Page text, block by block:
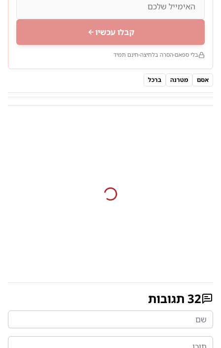
קבלו עכשיו
בלי ספאם הסרה בלחיצה חינם תמיד
אסם מטרנה ברכל
32 תגובות